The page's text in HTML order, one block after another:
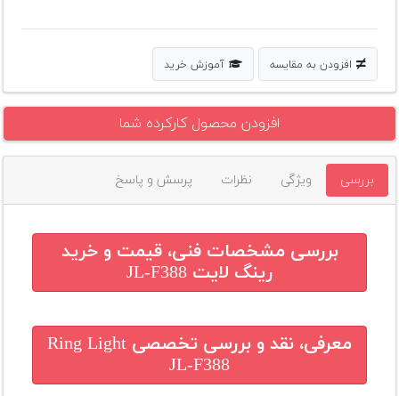
افزودن به مقایسه آموزش خرید
افزودن محصول کارکرده شما
بررسی ویژگی نظرات پرسش و پاسخ
بررسی مشخصات فنی، قیمت و خرید
رینگ لایت JL-F388
معرفی، نقد و بررسی تخصصی Ring Light
JL-F388